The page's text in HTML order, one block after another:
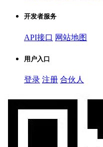
开发者服务
API接口 网站地图
用户入口
登录 注册 合伙人